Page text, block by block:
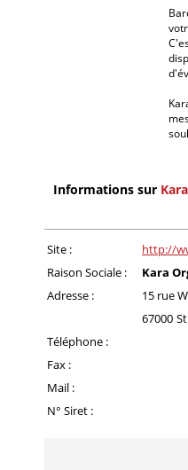
Informations sur
Site :
http://
Raison Sociale :
Kara
Adresse :
15 rue
67000
Téléphone :
Fax :
Mail :
N° Siret :